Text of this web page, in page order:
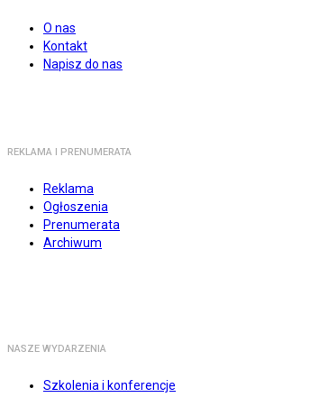
O nas
Kontakt
Napisz do nas
REKLAMA I PRENUMERATA
Reklama
Ogłoszenia
Prenumerata
Archiwum
NASZE WYDARZENIA
Szkolenia i konferencje